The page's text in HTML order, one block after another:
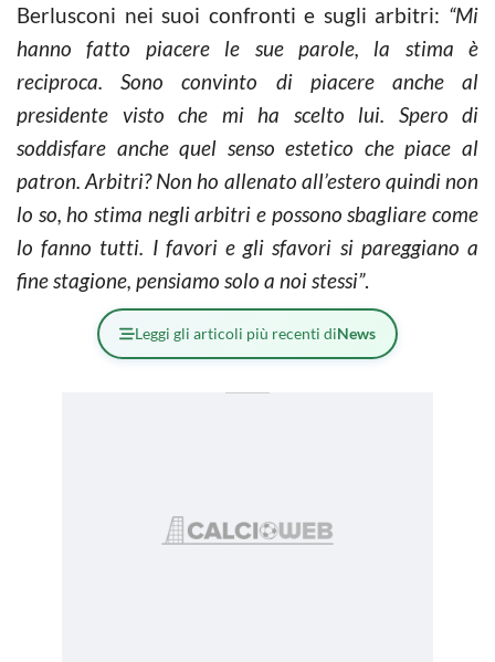
Berlusconi nei suoi confronti e sugli arbitri: “Mi
hanno fatto piacere le sue parole, la stima è
reciproca. Sono convinto di piacere anche al
presidente visto che mi ha scelto lui. Spero di
soddisfare anche quel senso estetico che piace al
patron. Arbitri? Non ho allenato all’estero quindi non
lo so, ho stima negli arbitri e possono sbagliare come
lo fanno tutti. I favori e gli sfavori si pareggiano a
fine stagione, pensiamo solo a noi stessi”.
Leggi gli articoli più recenti diNews